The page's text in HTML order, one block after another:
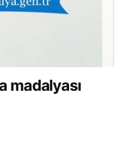
madalyası